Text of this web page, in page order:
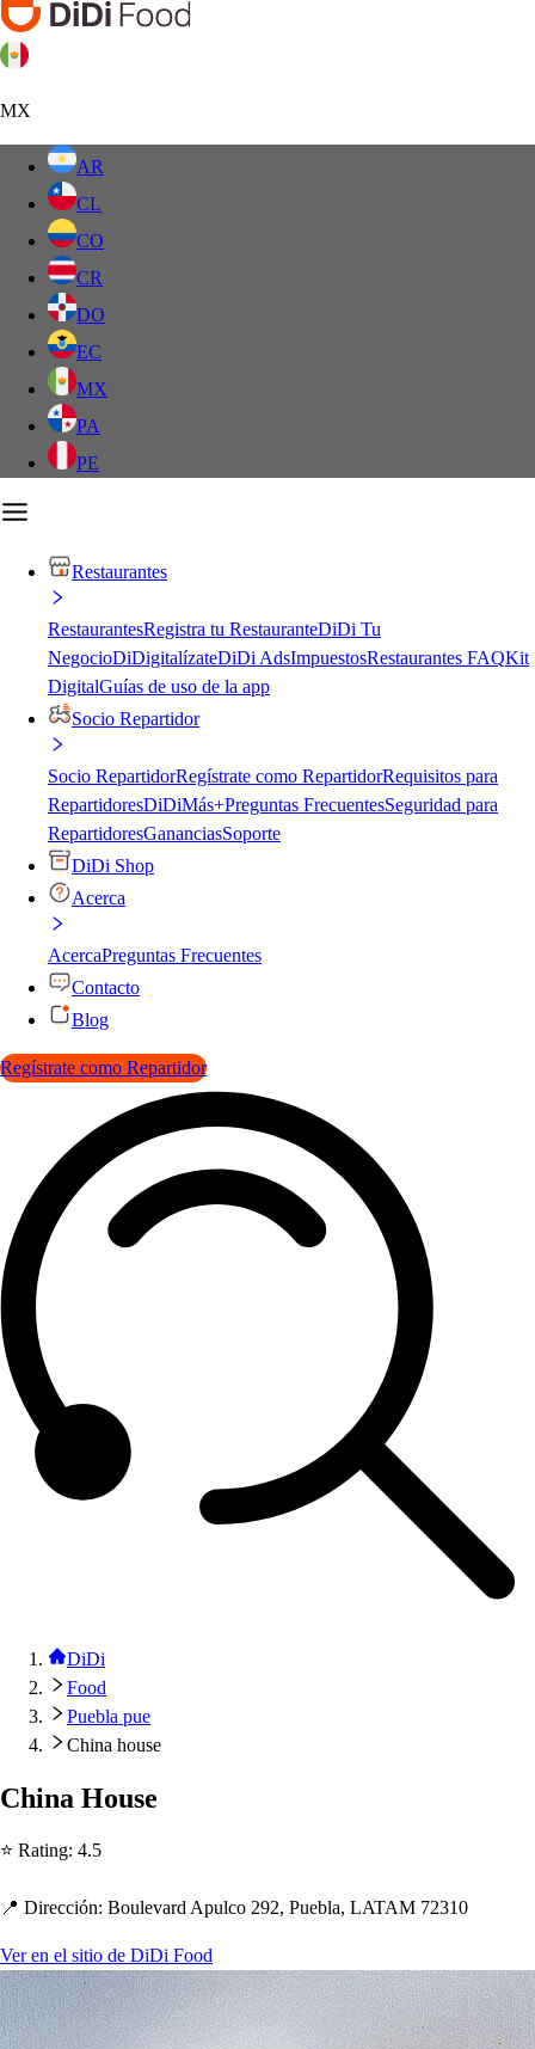
MX
AR
CL
CO
CR
DO
EC
MX
PA
PE
Restaurantes
RestaurantesRegistra tu RestauranteDiDi Tu
NegocioDiDigitalízateDiDi AdsImpuestosRestaurantes FAQKit
DigitalGuías de uso de la app
Socio Repartidor
Socio RepartidorRegístrate como RepartidorRequisitos para
RepartidoresDiDiMás+Preguntas FrecuentesSeguridad para
RepartidoresGananciasSoporte
DiDi Shop
Acerca
AcercaPreguntas Frecuentes
Contacto
Blog
Regístrate como Repartidor
DiDi
Food
Puebla pue
China house
China House
⭐ Rating: 4.5
📍 Dirección: Boulevard Apulco 292, Puebla, LATAM 72310
Ver en el sitio de DiDi Food